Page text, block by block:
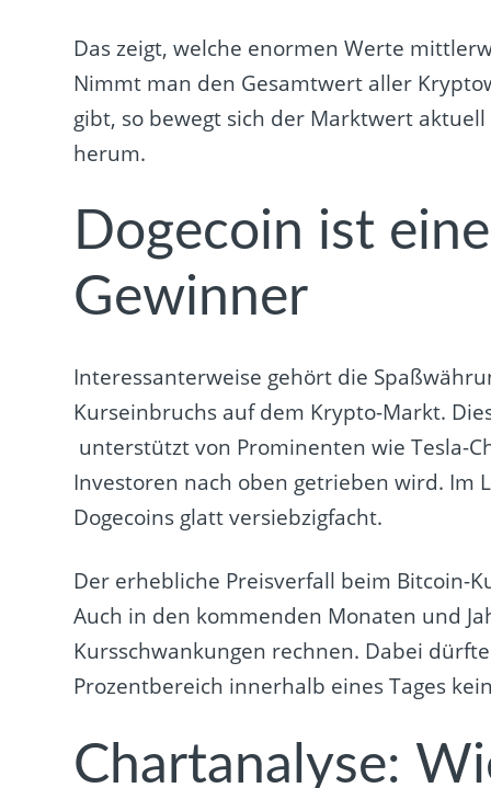
Das zeigt, welche enormen Werte
Nimmt man den Gesamtwert aller
gibt, so bewegt sich der Marktwert
herum.
Dogecoin ist
Gewinner
Interessanterweise gehört die
Kurseinbruchs auf dem Krypto-Markt.
unterstützt von Prominenten wie Tesla-
Investoren nach oben getrieben wird. Im
Dogecoins glatt versiebzigfacht.
Der erhebliche Preisverfall beim Bitcoin-
Auch in den kommenden Monaten und
Kursschwankungen rechnen. Dabei
Prozentbereich innerhalb eines Tages
Chartanalyse: